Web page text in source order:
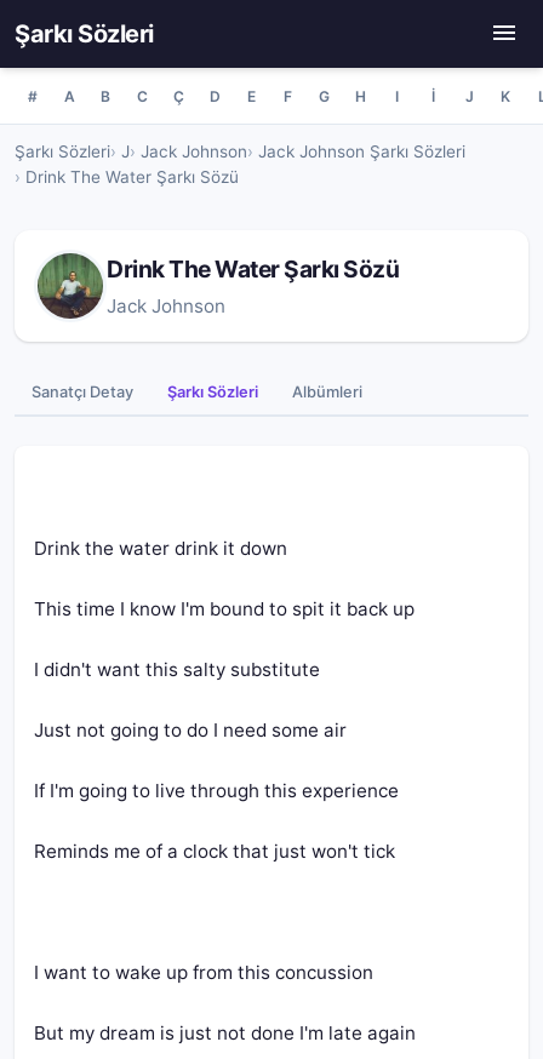
Şarkı Sözleri
# A B C Ç D E F G H I İ J K
Şarkı Sözleri J Jack Johnson
Jack Johnson Şarkı Sözleri
Drink The Water Şarkı Sözü
Drink The Water Şarkı Sözü
Jack Johnson
Sanatçı Detay Şarkı Sözleri Albümleri
Drink the water drink it down
This time I know I'm bound to spit it back up
I didn't want this salty substitute
Just not going to do I need some air
If I'm going to live through this experience
Reminds me of a clock that just won't tick
I want to wake up from this concussion
But my dream is just not done I'm late again